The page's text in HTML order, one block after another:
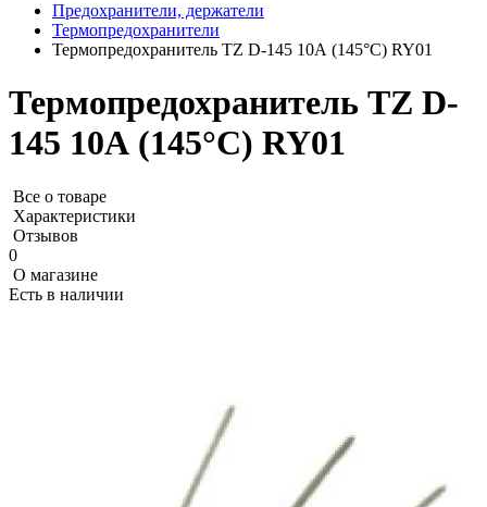
Предохранители, держатели
Термопредохранители
Термопредохранитель TZ D-145 10А (145°C) RY01
Термопредохранитель TZ D-
145 10А (145°C) RY01
Все о товаре
Характеристики
Отзывов
0
О магазине
Есть в наличии